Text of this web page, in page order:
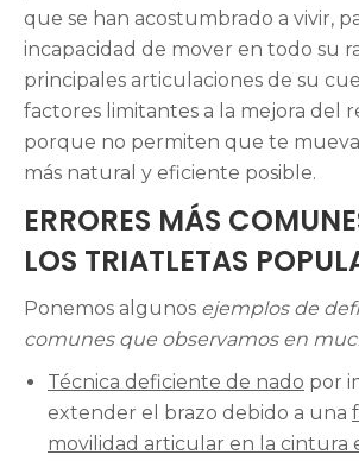
que se han acostumbrado a vivir,
incapacidad de mover en todo su
principales articulaciones de su
factores limitantes a la mejora del
porque no permiten que te
más natural y eficiente posible.
ERRORES MÁS
LOS TRIATLETAS
Ponemos algunos ejemplos de
comunes que observamos en
Técnica deficiente de nado por
extender el brazo debido a una
movilidad articular en la cintura